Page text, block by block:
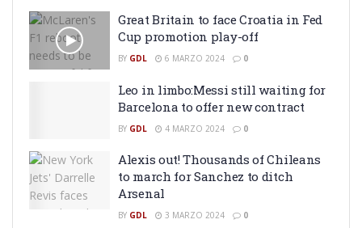
Great Britain to face Croatia in Fed
Cup promotion play-off
BY GDL 6 MARZO 2024 0
Leo in limbo:Messi still waiting for
Barcelona to offer new contract
BY GDL 4 MARZO 2024 0
Alexis out! Thousands of Chileans
to march for Sanchez to ditch
Arsenal
BY GDL 3 MARZO 2024 0